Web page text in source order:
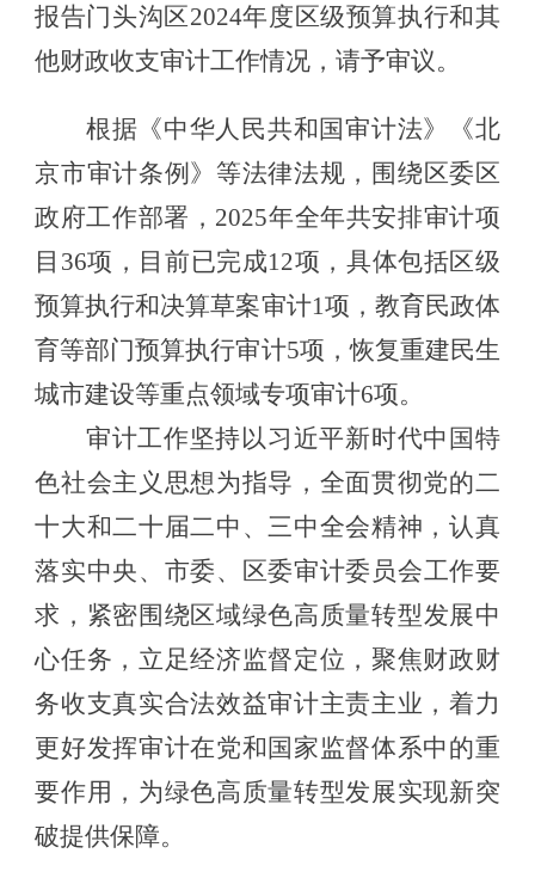
报告门头沟区2024年度区级预算执行和其
他财政收支审计工作情况 ，请予审议。
根据《中华人民共和国审计法》《北
京市审计条例》 等法律法规 ， 围绕 区委区
政府工作部署， 2025年全年共安排审计项
目36项，目前已完成12项，具体包括区级
预算执行和决算草案审计1项，教育民政体
育等部门预算执行审计5项，恢复重建民生
城市建设等重点领域专项审计6项。
审计工作坚持以习近平新时代中国特
色社会主义思想为指导，全面贯彻党的二
十大和二十届二中、三中全会精神，认真
落实中央、市委、区委审计委员会工作要
求， 紧密围绕区域绿色高质量转型发展中
心任务，立足经济监督定位，聚焦财政财
务收支真实合法效益审计主责主业，着力
更好发挥审计在党和国家监督体系中的重
要作用， 为绿色高质量转型发展实现新突
破提供保障。